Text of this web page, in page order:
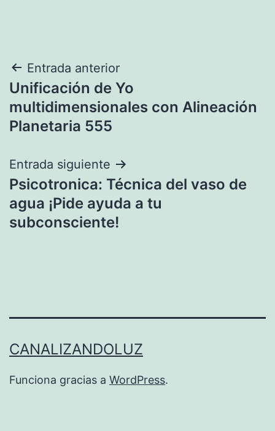
Navegación
de
entradas
Entrada anterior
Unificación de Yo
multidimensionales con Alineación
Planetaria 555
Entrada siguiente
Psicotronica: Técnica del vaso de
agua ¡Pide ayuda a tu
subconsciente!
CANALIZANDOLUZ
Funciona gracias a WordPress.